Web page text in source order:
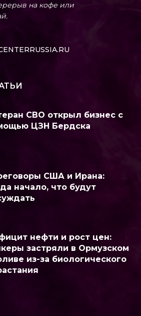
на кофе или
СВО открыл бизнес с
ЦЗН Бердска
США и Ирана:
начало, что будут
нефти и рост цен:
застряли в Ормузском
из-за биологического